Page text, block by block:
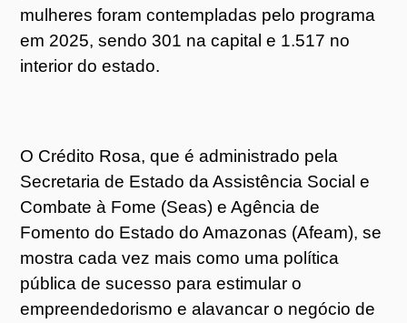
mulheres foram contempladas pelo programa
em 2025, sendo 301 na capital e 1.517 no
interior do estado.
O Crédito Rosa, que é administrado pela
Secretaria de Estado da Assistência Social e
Combate à Fome (Seas) e Agência de
Fomento do Estado do Amazonas (Afeam), se
mostra cada vez mais como uma política
pública de sucesso para estimular o
empreendedorismo e alavancar o negócio de